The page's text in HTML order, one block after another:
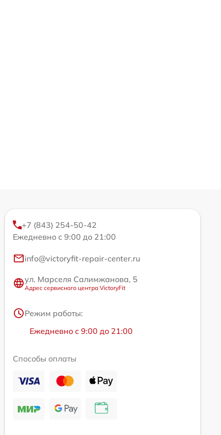
+7 (843) 254-50-42
Ежедневно с 9:00 до 21:00
info@victoryfit-repair-center.ru
ул. Марселя Салимжанова, 5
Адрес сервисного центра VictoryFit
Режим работы:
Ежедневно с 9:00 до 21:00
Способы оплаты